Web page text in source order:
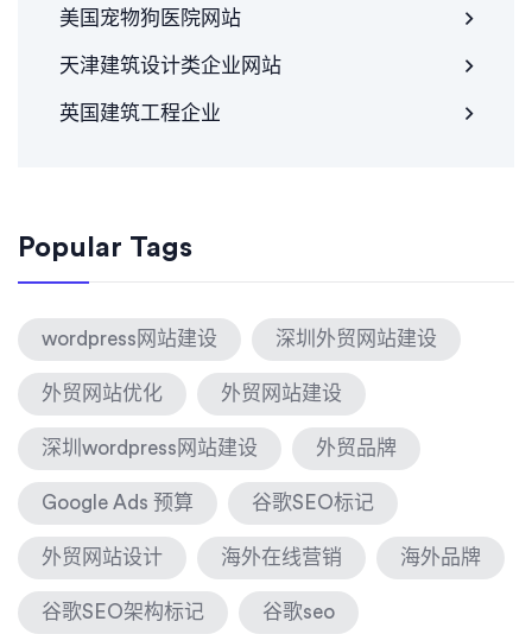
美国宠物狗医院网站
天津建筑设计类企业网站
英国建筑工程企业
Popular Tags
wordpress网站建设 深圳外贸网站建设
外贸网站优化 外贸网站建设
深圳wordpress网站建设 外贸品牌
Google Ads 预算 谷歌SEO标记
外贸网站设计 海外在线营销 海外品牌
谷歌SEO架构标记 谷歌seo